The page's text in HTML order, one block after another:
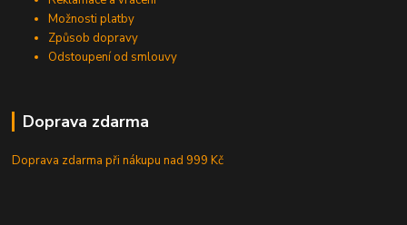
Možnosti platby
Způsob dopravy
Odstoupení od smlouvy
Doprava zdarma
Doprava zdarma při nákupunad 999 Kč